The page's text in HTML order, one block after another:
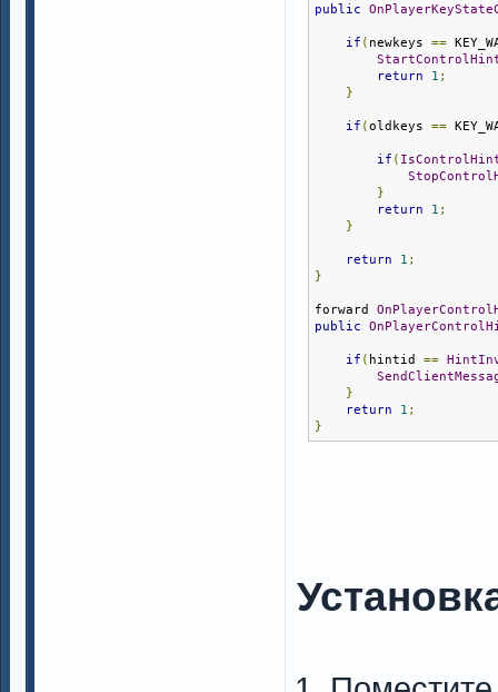
public
if ( newkeys ==
return
1 ;
}
if (oldkeys ==
if (
}
return
1 ;
}
return 1 ;
}
forward
public
if ( hintid ==
}
return
1 ;
}